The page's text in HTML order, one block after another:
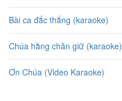
Bài ca đắc thắng (karaoke)
Chúa hằng chăn giữ (karaoke)
Ơn Chúa (Video Karaoke)